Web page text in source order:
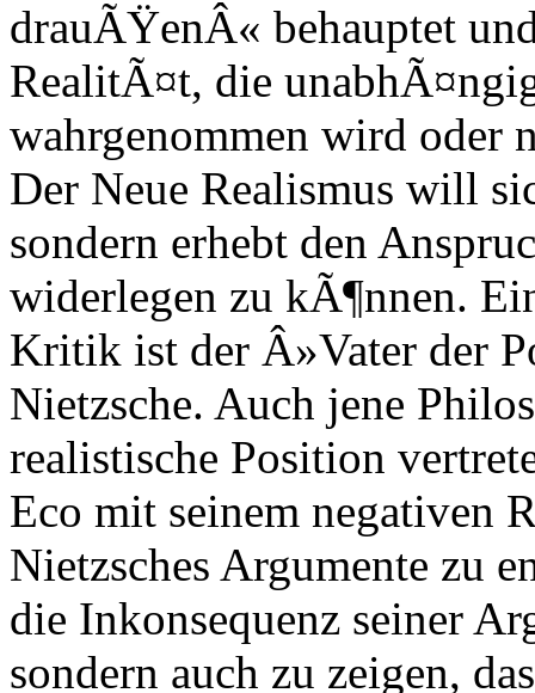
drauÃŸenÂ« behauptet
RealitÃ¤t, die
wahrgenommen wird oder
Der Neue Realismus will
sondern erhebt den
widerlegen zu kÃ¶nnen.
Kritik ist der Â»Vater der
Nietzsche. Auch jene
realistische Position
Eco mit seinem negativen
Nietzsches Argumente zu
die Inkonsequenz seiner
sondern auch zu zeigen,